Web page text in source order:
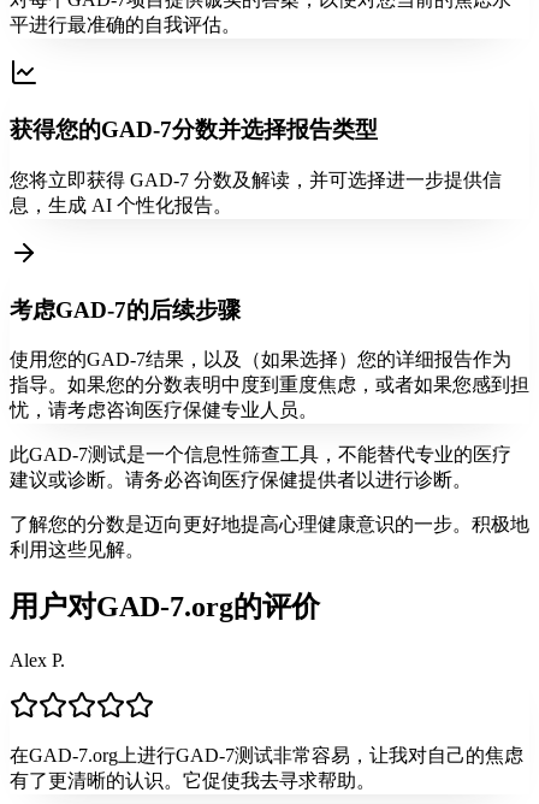
平进行最准确的自我评估。
获得您的GAD-7分数并选择报告类型
您将立即获得 GAD-7 分数及解读，并可选择进一步提供信
息，生成 AI 个性化报告。
考虑GAD-7的后续步骤
使用您的GAD-7结果，以及（如果选择）您的详细报告作为
指导。如果您的分数表明中度到重度焦虑，或者如果您感到担
忧，请考虑咨询医疗保健专业人员。
此GAD-7测试是一个信息性筛查工具，不能替代专业的医疗
建议或诊断。请务必咨询医疗保健提供者以进行诊断。
了解您的分数是迈向更好地提高心理健康意识的一步。积极地
利用这些见解。
用户对GAD-7.org的评价
Alex P.
在GAD-7.org上进行GAD-7测试非常容易，让我对自己的焦虑
有了更清晰的认识。它促使我去寻求帮助。